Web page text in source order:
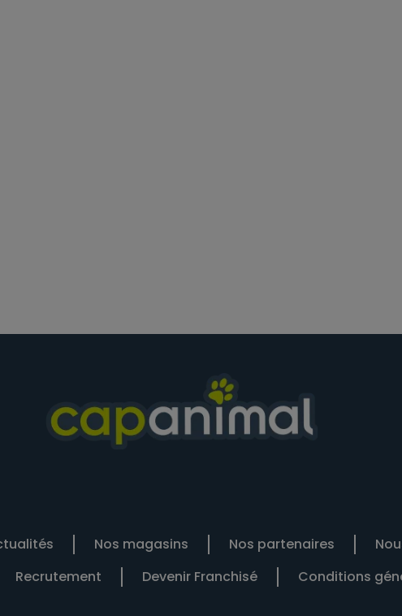
Nos magasins Nos partenaires
Recrutement Devenir Franchisé Conditions